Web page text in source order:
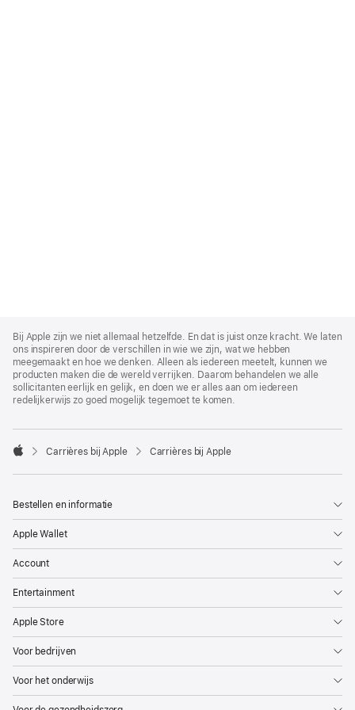
Footer
Bij Apple zijn we niet allemaal hetzelfde. En dat is juist onze kracht. We laten
ons inspireren door de verschillen in wie we zijn, wat we hebben
meegemaakt en hoe we denken. Alleen als iedereen meetelt, kunnen we
producten maken die de wereld verrijken. Daarom behandelen we alle
sollicitanten eerlijk en gelijk, en doen we er alles aan om iedereen
redelijkerwijs zo goed mogelijk tegemoet te komen.

Carrières bij Apple Carrières bij Apple
Bestellen en informatie
Apple Wallet
Account
Entertainment
Apple Store
Voor bedrijven
Voor het onderwijs